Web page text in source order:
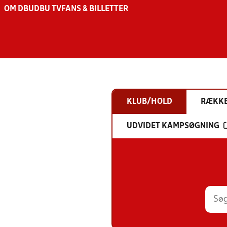
OM DBU DBU TV FANS & BILLETTER
KLUB/HOLD
UDVIDET KAMPSØGNING